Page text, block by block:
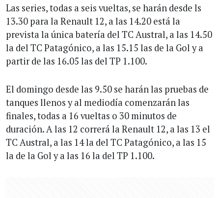
Las series, todas a seis vueltas, se harán desde ls
13.30 para la Renault 12, a las 14.20 está la
prevista la única batería del TC Austral, a las 14.50
la del TC Patagónico, a las 15.15 las de la Gol y a
partir de las 16.05 las del TP 1.100.
El domingo desde las 9.50 se harán las pruebas de
tanques llenos y al mediodía comenzarán las
finales, todas a 16 vueltas o 30 minutos de
duración. A las 12 correrá la Renault 12, a las 13 el
TC Austral, a las 14 la del TC Patagónico, a las 15
la de la Gol y a las 16 la del TP 1.100.